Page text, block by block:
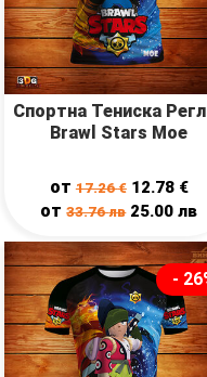
Спортна Тениска
Brawl Stars Moe
от17.26€ 12.78 €
от33.76лв 25.00лв
-